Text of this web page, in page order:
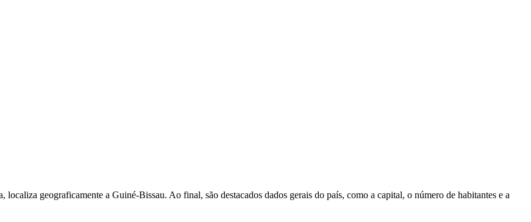
geograficamente a Guiné-Bissau. Ao final, são destacados dados gerais do país, como a capital, o número de habitantes e a